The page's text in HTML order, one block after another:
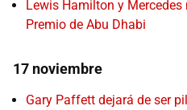
Lewis Hamilton y
Premio de Abu Dhabi
17 noviembre
Gary Paffett dejará de ser